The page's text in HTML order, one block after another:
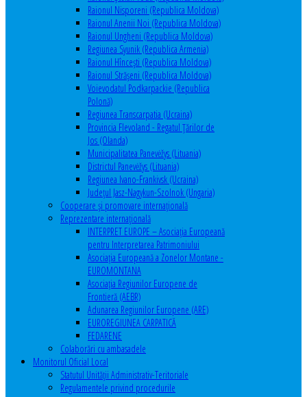
Raionul Nisporeni (Republica Moldova)
Raionul Anenii Noi (Republica Moldova)
Raionul Ungheni (Republica Moldova)
Regiunea Syunik (Republica Armenia)
Raionul Hîncești (Republica Moldova)
Raionul Străşeni (Republica Moldova)
Voievodatul Podkarpackie (Republica
Polonă)
Regiunea Transcarpatia (Ucraina)
Provincia Flevoland - Regatul Ţărilor de
Jos (Olanda)
Municipalitatea Panevėžys (Lituania)
Districtul Panevėžys (Lituania)
Regiunea Ivano-Frankivsk (Ucraina)
Judeţul Jasz-Nagykun-Szolnok (Ungaria)
Cooperare şi promovare internaţională
Reprezentare internaţională
INTERPRET EUROPE – Asociația Europeană
pentru Interpretarea Patrimoniului
Asociația Europeană a Zonelor Montane -
EUROMONTANA
Asociația Regiunilor Europene de
Frontieră (AEBR)
Adunarea Regiunilor Europene (ARE)
EUROREGIUNEA CARPATICĂ
FEDARENE
Colaborări cu ambasadele
Monitorul Oficial Local
Statutul Unităţii Administrativ-Teritoriale
Regulamentele privind procedurile